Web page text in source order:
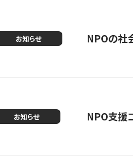
お知らせ NPOの社
お知らせ NPO支援